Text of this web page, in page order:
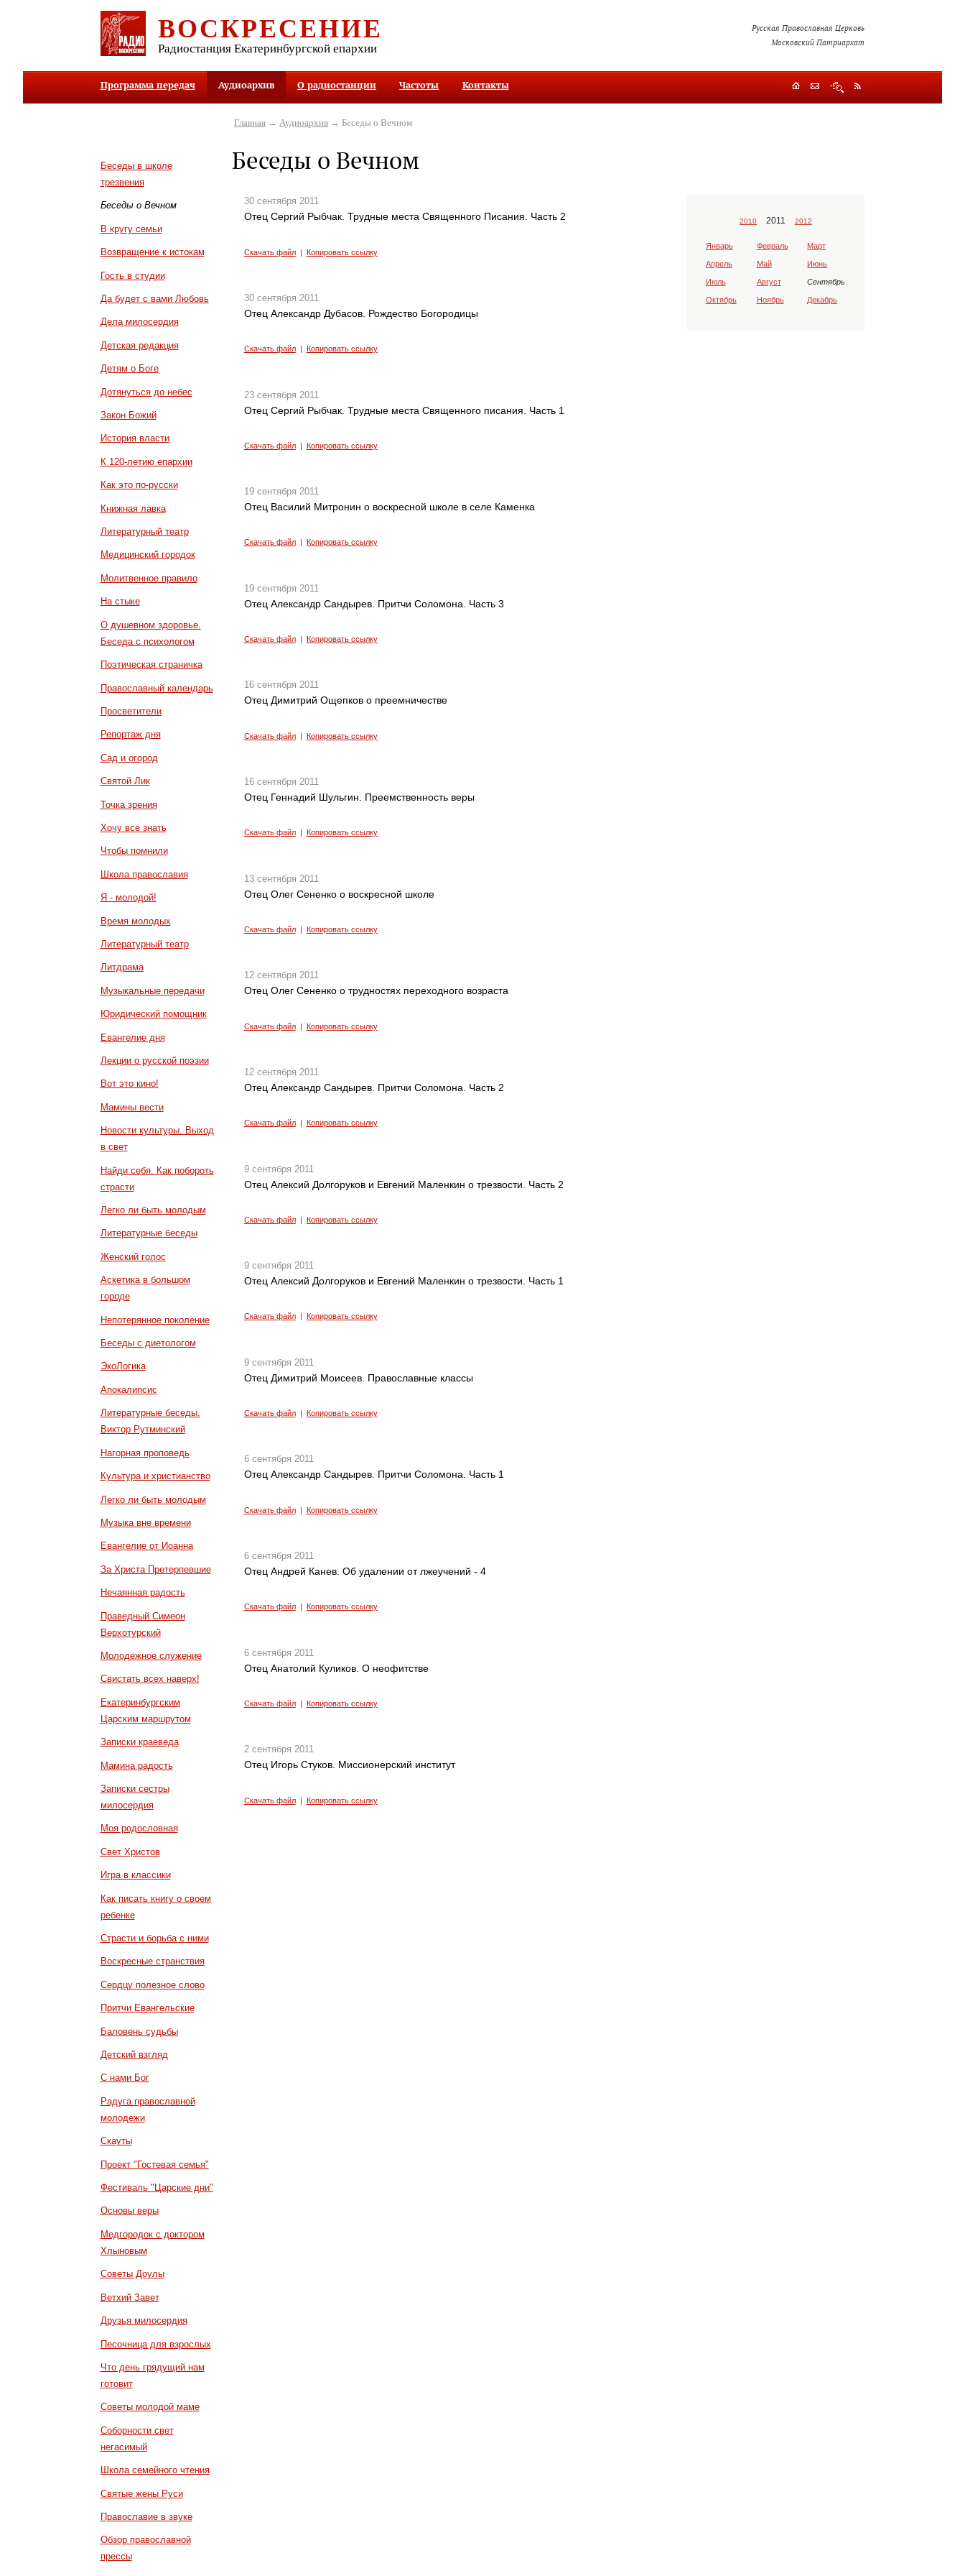
ВОСКРЕСЕНИЕ
Радиостанция Екатеринбургской епархии
Русская Православная Церковь
Московский Патриархат
Программа передач Аудиоархив О радиостанции Частоты Контакты
Беседы в школе
трезвения
Беседы о Вечном
В кругу семьи
Возвращение к истокам
Гость в студии
Да будет с вами Любовь
Дела милосердия
Детская редакция
Детям о Боге
Дотянуться до небес
Закон Божий
История власти
К 120-летию епархии
Как это по-русски
Книжная лавка
Литературный театр
Медицинский городок
Молитвенное правило
На стыке
О душевном здоровье.
Беседа с психологом
Поэтическая страничка
Православный календарь
Просветители
Репортаж дня
Сад и огород
Святой Лик
Точка зрения
Хочу все знать
Чтобы помнили
Школа православия
Я - молодой!
Время молодых
Литературный театр
Литдрама
Музыкальные передачи
Юридический помощник
Евангелие дня
Лекции о русской поэзии
Вот это кино!
Мамины вести
Новости культуры. Выход
в свет
Найди себя. Как побороть
страсти
Легко ли быть молодым
Литературные беседы
Женский голос
Аскетика в большом
городе
Непотерянное поколение
Беседы с диетологом
ЭкоЛогика
Апокалипсис
Литературные беседы.
Виктор Рутминский
Нагорная проповедь
Культура и христианство
Легко ли быть молодым
Музыка вне времени
Евангелие от Иоанна
За Христа Претерпевшие
Нечаянная радость
Праведный Симеон
Верхотурский
Молодежное служение
Свистать всех наверх!
Екатеринбургским
Царским маршрутом
Записки краеведа
Мамина радость
Записки сестры
милосердия
Моя родословная
Свет Христов
Игра в классики
Как писать книгу о своем
ребенке
Страсти и борьба с ними
Воскресные странствия
Сердцу полезное слово
Притчи Евангельские
Баловень судьбы
Детский взгляд
С нами Бог
Радуга православной
молодежи
Скауты
Проект "Гостевая семья"
Фестиваль "Царские дни"
Основы веры
Медгородок с доктором
Хлыновым
Советы Доулы
Ветхий Завет
Друзья милосердия
Песочница для взрослых
Что день грядущий нам
готовит
Советы молодой маме
Соборности свет
негасимый
Школа семейного чтения
Святые жены Руси
Православие в звуке
Обзор православной
прессы
Главная → Аудиоархив → Беседы о Вечном
Беседы о Вечном
30 сентября 2011
Отец Сергий Рыбчак. Трудные места Священного Писания. Часть 2
Скачать файл| Копировать ссылку
30 сентября 2011
Отец Александр Дубасов. Рождество Богородицы
Скачать файл| Копировать ссылку
23 сентября 2011
Отец Сергий Рыбчак. Трудные места Священного писания. Часть 1
Скачать файл| Копировать ссылку
19 сентября 2011
Отец Василий Митронин о воскресной школе в селе Каменка
Скачать файл| Копировать ссылку
19 сентября 2011
Отец Александр Сандырев. Притчи Соломона. Часть 3
Скачать файл| Копировать ссылку
16 сентября 2011
Отец Димитрий Ощепков о преемничестве
Скачать файл| Копировать ссылку
16 сентября 2011
Отец Геннадий Шульгин. Преемственность веры
Скачать файл| Копировать ссылку
13 сентября 2011
Отец Олег Сененко о воскресной школе
Скачать файл| Копировать ссылку
12 сентября 2011
Отец Олег Сененко о трудностях переходного возраста
Скачать файл| Копировать ссылку
12 сентября 2011
Отец Александр Сандырев. Притчи Соломона. Часть 2
Скачать файл| Копировать ссылку
9 сентября 2011
Отец Алексий Долгоруков и Евгений Маленкин о трезвости. Часть 2
Скачать файл| Копировать ссылку
9 сентября 2011
Отец Алексий Долгоруков и Евгений Маленкин о трезвости. Часть 1
Скачать файл| Копировать ссылку
9 сентября 2011
Отец Димитрий Моисеев. Православные классы
Скачать файл| Копировать ссылку
6 сентября 2011
Отец Александр Сандырев. Притчи Соломона. Часть 1
Скачать файл| Копировать ссылку
6 сентября 2011
Отец Андрей Канев. Об удалении от лжеучений - 4
Скачать файл| Копировать ссылку
6 сентября 2011
Отец Анатолий Куликов. О неофитстве
Скачать файл| Копировать ссылку
2 сентября 2011
Отец Игорь Стуков. Миссионерский институт
Скачать файл| Копировать ссылку
2010 2011 2012
Январь Февраль Март
Апрель Май Июнь
Июль Август Сентябрь
Октябрь Ноябрь Декабрь